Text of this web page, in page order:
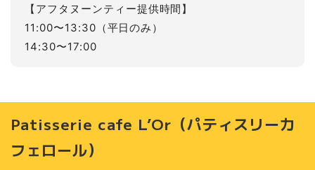
【アフタヌーンティー提供時間】
11:00〜13:30（平日のみ）
14:30〜17:00
Patisserie cafe L’Or（パティスリーカ
フェロール）